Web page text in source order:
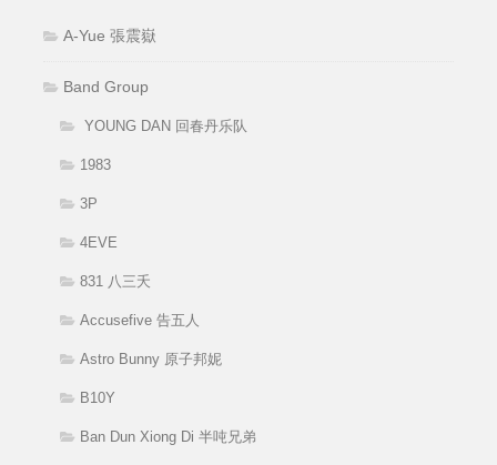
A-Yue 張震嶽
Band Group
YOUNG DAN 回春丹乐队
1983
3P
4EVE
831 八三夭
Accusefive 告五人
Astro Bunny 原子邦妮
B10Y
Ban Dun Xiong Di 半吨兄弟